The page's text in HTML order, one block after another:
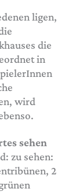
ligen,
die
in
wird
sehen
zu sehen:
2